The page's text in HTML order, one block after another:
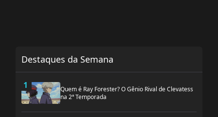
Destaques da Semana
1
Quem é Ray Forester? O Gênio Rival de Clevatess
na 2ª Temporada